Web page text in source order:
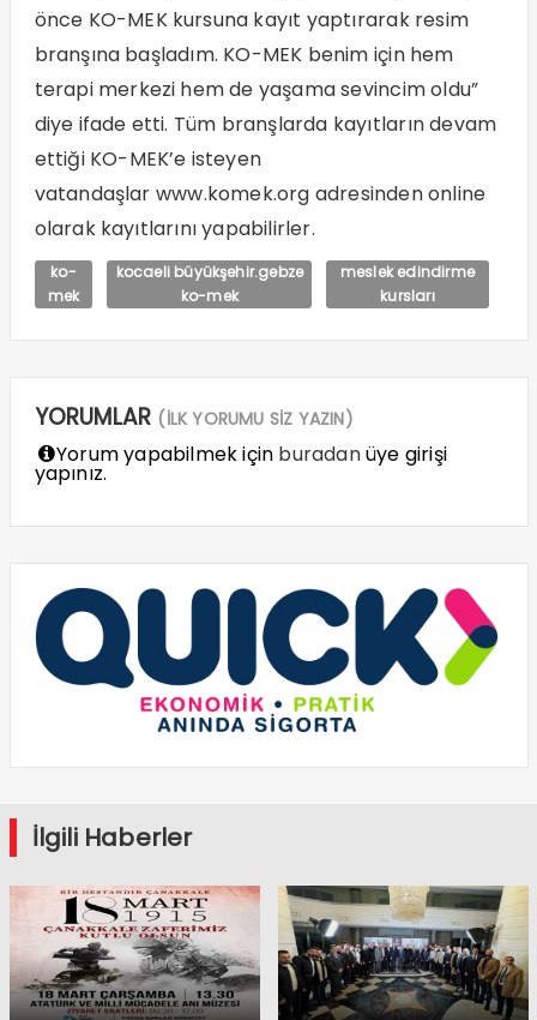
önce KO-MEK kursuna kayıt yaptırarak resim
branşına başladım. KO-MEK benim için hem
terapi merkezi hem de yaşama sevincim oldu”
diye ifade etti. Tüm branşlarda kayıtların devam
ettiği KO-MEK’e isteyen
vatandaşlar www.komek.org adresinden online
olarak kayıtlarını yapabilirler.
ko-
mek
kocaeli büyükşehir.gebze
ko-mek
meslek edindirme
kursları
YORUMLAR (İLK YORUMU SİZ YAZIN)
Yorum yapabilmek için buradanüye girişi
yapınız.
İlgili Haberler